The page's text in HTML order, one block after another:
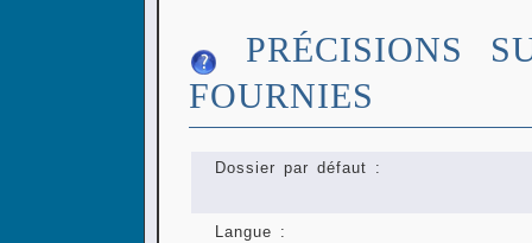
PRÉCISIONS
FOURNIES
Dossier par défaut :
Langue :